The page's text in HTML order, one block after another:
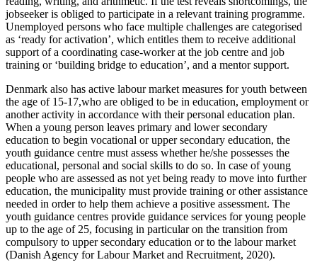
jobseeker is obliged to participate in a relevant training programme.
Unemployed persons who face multiple challenges are categorised
as ‘ready for activation’, which entitles them to receive additional
support of a coordinating case-worker at the job centre and job
training or ‘building bridge to education’, and a mentor support.
Denmark also has active labour market measures for youth between
the age of 15-17,who are obliged to be in education, employment or
another activity in accordance with their personal education plan.
When a young person leaves primary and lower secondary
education to begin vocational or upper secondary education, the
youth guidance centre must assess whether he/she possesses the
educational, personal and social skills to do so. In case of young
people who are assessed as not yet being ready to move into further
education, the municipality must provide training or other assistance
needed in order to help them achieve a positive assessment. The
youth guidance centres provide guidance services for young people
up to the age of 25, focusing in particular on the transition from
compulsory to upper secondary education or to the labour market
(Danish Agency for Labour Market and Recruitment, 2020).